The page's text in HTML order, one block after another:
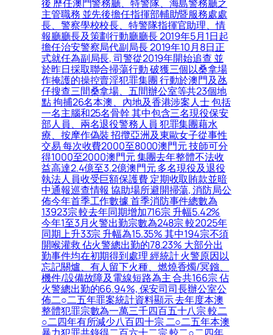
後 歷任澳門警務廳、特警隊、海島警務廳之
主管職務 並先後擔任指揮部輔助暨服務處處
長、警察學校校長、特警隊指揮官助理、情
報廳廳長及策劃行動廳廳長 2019年5月1日起
擔任治安警察局代副局長 2019年10月8日正
式就任為副局長, 司警從2019年開始追查 並
於昨日採取聯合掃蕩行動 破獲三個以桑拿場
作掩護的操控賣淫犯罪集團 行動於澳門及氹
仔搜查三間桑拿場、五間辦公室等共23個地
點 拘捕26名本澳、內地及香港涉案人士 包括
一名主腦和25名骨幹 其中包含三名現役保安
部人員、兩名退役警務人員 犯罪集團藉水
療、按摩作偽裝 招攬亞洲及東歐女子從事性
交易 每次收費2000至8000澳門元 技師可分
得1000至2000澳門元 集團去年整體不法收
益高達2.4億至3.2億澳門元 多名現役及退役
執法人員收受巨額保護費 定期收取賄款並暗
中通報巡查情報 協助場所避開掃蕩, 消防局公
佈今年首季工作數據 首季消防事件總數為
13923宗 較去年同期增加716宗 升幅5.42%
今年1至3月火警出勤宗數為248宗 較2025年
同期上升33宗 升幅為15.35% 其中194宗不須
開喉灌救 佔火警總出勤的78.23% 大部分出
勤事件均在初期得到處理 經統計 火警原因以
忘記關爐、有人留下火種、燃燒香燭/冥鏹、
機件/設備故障及電線短路為主 合共166宗 佔
火警總出勤的66.94%, 保安司司長辦公室公
佈二○二五年罪案統計資料顯示 去年度本澳
整體犯罪宗數為一萬三千四百五十八宗 較二
○二四年有所減少八百四十宗 二○二五年本澳